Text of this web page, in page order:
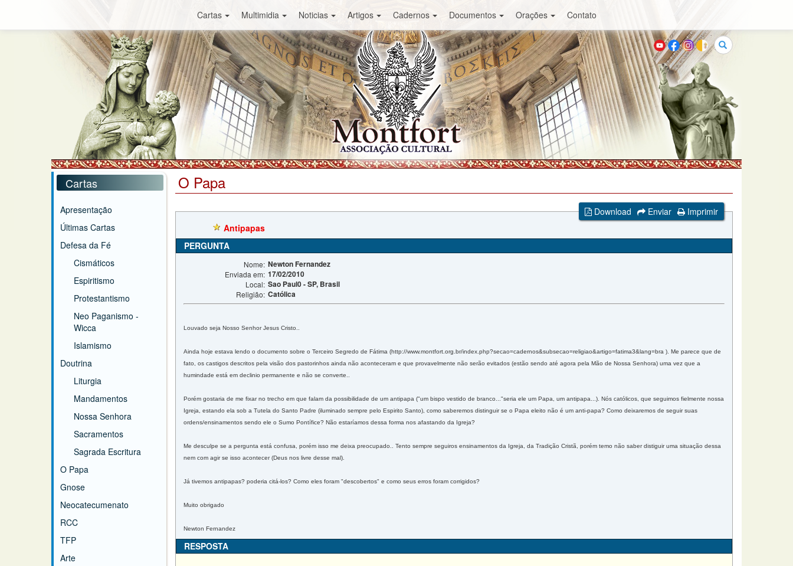
Cartas Multimidia Noticias Artigos Cadernos Documentos Orações Contato
Buscar
Cartas
Apresentação
Últimas Cartas
Defesa da Fé
Cismáticos
Espiritismo
Protestantismo
Neo Paganismo -
Wicca
Islamismo
Doutrina
Liturgia
Mandamentos
Nossa Senhora
Sacramentos
Sagrada Escritura
O Papa
Gnose
Neocatecumenato
RCC
TFP
Arte
O Papa
Download Enviar
Imprimir
Antipapas
PERGUNTA
Nome: Newton Fernandez
Enviada em: 17/02/2010
Local: Sao Paul0 - SP, Brasil
Religião: Católica
Louvado seja Nosso Senhor Jesus Cristo..
Ainda hoje estava lendo o documento sobre o Terceiro Segredo de Fátima (http://www.montfort.org.br/index.php?secao=cadernos&subsecao=religiao&artigo=fatima3&lang=bra ). Me parece que de
fato, os castigos descritos pela visão dos pastorinhos ainda não aconteceram e que provavelmente não serão evitados (estão sendo até agora pela Mão de Nossa Senhora) uma vez que a
humindade está em declinio permanente e não se converte..
Porém gostaria de me fixar no trecho em que falam da possibilidade de um antipapa ("um bispo vestido de branco..."seria ele um Papa, um antipapa...). Nós católicos, que seguimos fielmente nossa
Igreja, estando ela sob a Tutela do Santo Padre (iluminado sempre pelo Espirito Santo), como saberemos distinguir se o Papa eleito não é um anti-papa? Como deixaremos de seguir suas
ordens/ensinamentos sendo ele o Sumo Pontífice? Não estaríamos dessa forma nos afastando da Igreja?
Me desculpe se a pergunta está confusa, porém isso me deixa preocupado.. Tento sempre seguiros ensinamentos da Igreja, da Tradição Cristã, porém temo não saber distiguir uma situação dessa
nem com agir se isso acontecer (Deus nos livre desse mal).
Já tivemos antipapas? poderia citá-los? Como eles foram "descobertos" e como seus erros foram corrigidos?
Muito obrigado
Newton Fernandez
RESPOSTA